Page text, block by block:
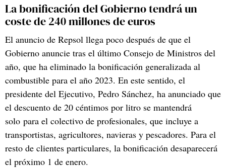
La bonificación del Gobierno tendrá un
coste de 240 millones de euros
El anuncio de Repsol llega poco después de que el
Gobierno anuncie tras el último Consejo de Ministros del
año, que ha eliminado la bonificación generalizada al
combustible para el año 2023. En este sentido, el
presidente del Ejecutivo, Pedro Sánchez, ha anunciado que
el descuento de 20 céntimos por litro se mantendrá
solo para el colectivo de profesionales, que incluye a
transportistas, agricultores, navieras y pescadores. Para el
resto de clientes particulares, la bonificación desaparecerá
el próximo 1 de enero.